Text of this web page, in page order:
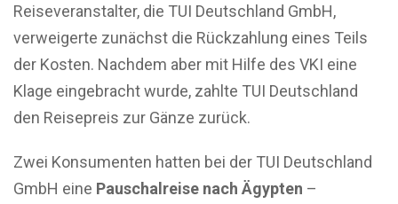
Reiseveranstalter, die TUI Deutschland GmbH,
verweigerte zunächst die Rückzahlung eines Teils
der Kosten. Nachdem aber mit Hilfe des VKI eine
Klage eingebracht wurde, zahlte TUI Deutschland
den Reisepreis zur Gänze zurück.
Zwei Konsumenten hatten bei der TUI Deutschland
GmbH eine Pauschalreise nach Ägypten –